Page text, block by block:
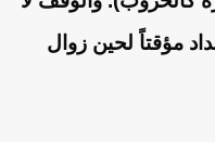
مؤقتاً لحين زوال